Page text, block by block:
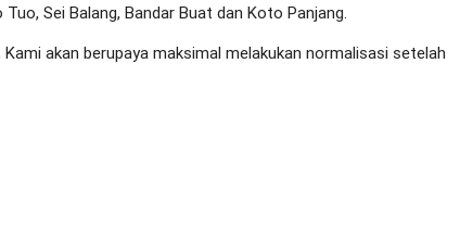
Sei Balang, Bandar Buat dan Koto Panjang.
akan berupaya maksimal melakukan normalisasi setelah